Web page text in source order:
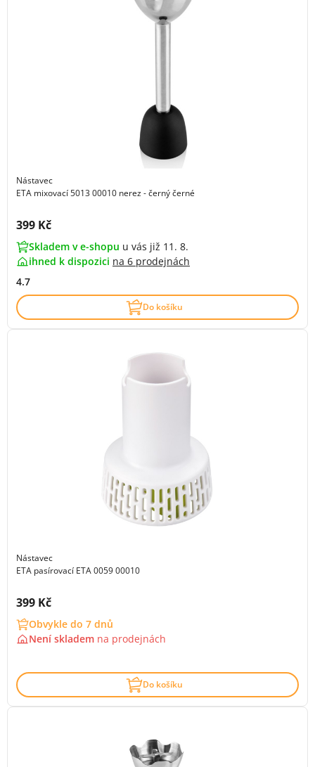
Nástavec
ETA mixovací 5013 00010 nerez - černý černé
Cena s DPH:
399 Kč
Skladem v e-shopu u vás již 11. 8.
ihned k dispozici na 6 prodejnách
4.7
Do košíku
Nástavec
ETA pasírovací ETA 0059 00010
Cena s DPH:
399 Kč
Obvykle do 7 dnů
Není skladem na prodejnách
Do košíku